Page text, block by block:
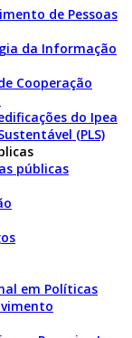
de Pessoas
da Informação
Cooperação
do Ipea
(PLS)
públicas
em Políticas